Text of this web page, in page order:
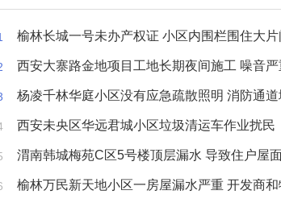
榆林长城一号未办产权证 小区内围栏围住大片闲置
西安大寨路金地项目工地长期夜间施工 噪音严重
杨凌千林华庭小区没有应急疏散照明 消防通
西安未央区华远君城小区垃圾清运车作业扰民
渭南韩城梅苑C区5号楼顶层漏水 导致住户屋面被
榆林万民新天地小区一房屋漏水严重 开发商和物业不予